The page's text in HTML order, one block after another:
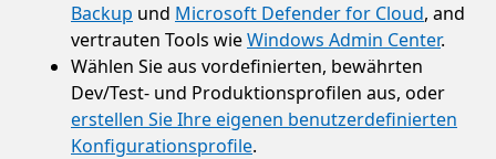
Backup und Microsoft Defender for Cloud, and
vertrauten Tools wieWindows Admin Center.
Wählen Sie aus vordefinierten, bewährten
Dev/Test- und Produktionsprofilen aus, oder
erstellen Sie Ihre eigenen benutzerdefinierten
Konfigurationsprofile.